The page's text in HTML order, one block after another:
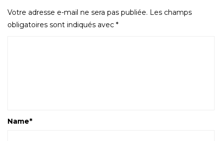
Votre adresse e-mail ne sera pas publiée. Les champs
obligatoires sont indiqués avec *
Name*